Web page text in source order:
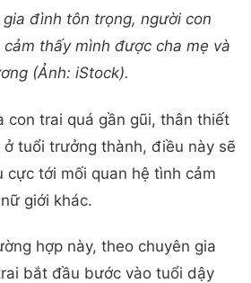
đình tôn trọng, người con
thấy mình được cha mẹ và
(Ảnh: iStock).
con trai quá gần gũi, thân thiết
tuổi trưởng thành, điều này sẽ
cực tới mối quan hệ tình cảm
giới khác.
hợp này, theo chuyên gia
bắt đầu bước vào tuổi dậy